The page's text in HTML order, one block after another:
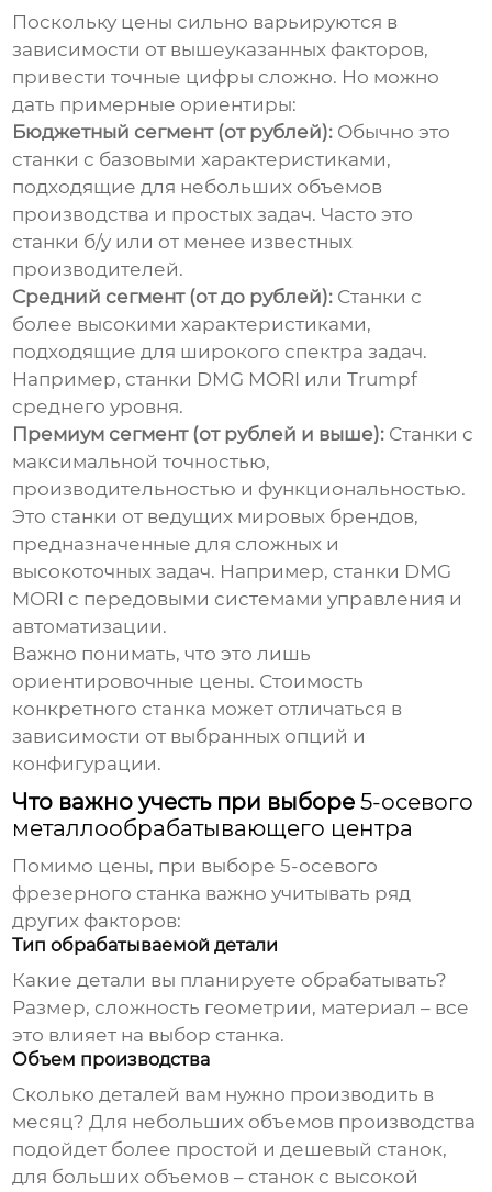
Поскольку цены сильно варьируются в
зависимости от вышеуказанных факторов,
привести точные цифры сложно. Но можно
дать примерные ориентиры:
Бюджетный сегмент (от рублей): Обычно это
станки с базовыми характеристиками,
подходящие для небольших объемов
производства и простых задач. Часто это
станки б/у или от менее известных
производителей.
Средний сегмент (от до рублей): Станки с
более высокими характеристиками,
подходящие для широкого спектра задач.
Например, станки DMG MORI или Trumpf
среднего уровня.
Премиум сегмент (от рублей и выше): Станки с
максимальной точностью,
производительностью и функциональностью.
Это станки от ведущих мировых брендов,
предназначенные для сложных и
высокоточных задач. Например, станки DMG
MORI с передовыми системами управления и
автоматизации.
Важно понимать, что это лишь
ориентировочные цены. Стоимость
конкретного станка может отличаться в
зависимости от выбранных опций и
конфигурации.
Что важно учесть при выборе5-осевого
металлообрабатывающего центра
Помимо цены, при выборе5-осевого
фрезерного станка важно учитывать ряд
других факторов:
Тип обрабатываемой детали
Какие детали вы планируете обрабатывать?
Размер, сложность геометрии, материал – все
это влияет на выбор станка.
Объем производства
Сколько деталей вам нужно производить в
месяц? Для небольших объемов производства
подойдет более простой и дешевый станок,
для больших объемов – станок с высокой